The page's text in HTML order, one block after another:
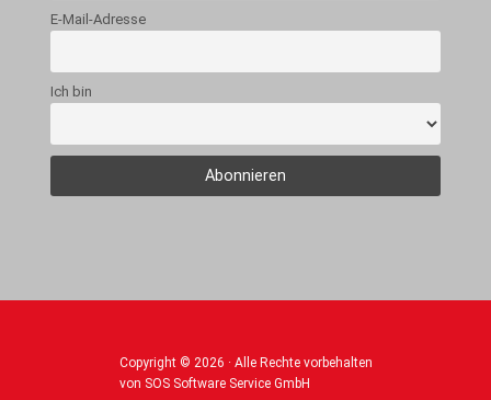
E-Mail-Adresse
Ich bin
Copyright © 2026 · Alle Rechte vorbehalten
von SOS Software Service GmbH